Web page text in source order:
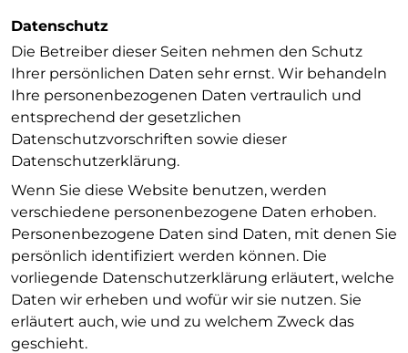
Datenschutz
Die Betreiber dieser Seiten nehmen den Schutz
Ihrer persönlichen Daten sehr ernst. Wir behandeln
Ihre personenbezogenen Daten vertraulich und
entsprechend der gesetzlichen
Datenschutzvorschriften sowie dieser
Datenschutzerklärung.
Wenn Sie diese Website benutzen, werden
verschiedene personenbezogene Daten erhoben.
Personenbezogene Daten sind Daten, mit denen Sie
persönlich identifiziert werden können. Die
vorliegende Datenschutzerklärung erläutert, welche
Daten wir erheben und wofür wir sie nutzen. Sie
erläutert auch, wie und zu welchem Zweck das
geschieht.